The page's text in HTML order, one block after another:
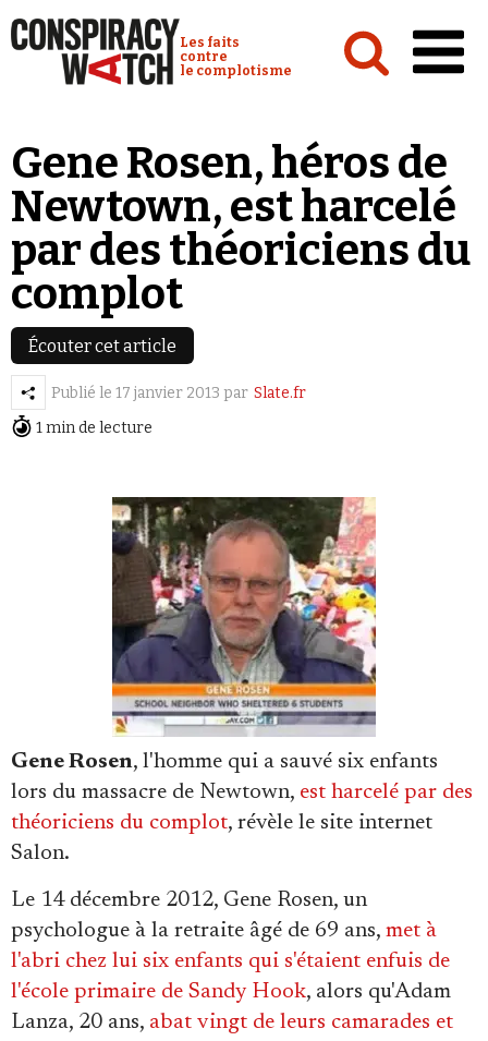
Conspiracy Watch :
Les faits
contre
le complotisme
Analyses
Conspipédia
Vidéos
Émissions
Revues de presse
Newsletter
Se connecter
Gene Rosen, héros de
Newtown, est harcelé
par des théoriciens du
complot
Écouter cet article
Publié le 17 janvier 2013 par Slate.fr
1 min de lecture
Gene Rosen, l'homme qui a sauvé six enfants
lors du massacre de Newtown, est harcelé par des
théoriciens du complot, révèle le site internet
Salon.
Le 14 décembre 2012, Gene Rosen, un
psychologue à la retraite âgé de 69 ans, met à
l'abri chez lui six enfants qui s'étaient enfuis de
l'école primaire de Sandy Hook, alors qu'Adam
Lanza, 20 ans, abat vingt de leurs camarades et